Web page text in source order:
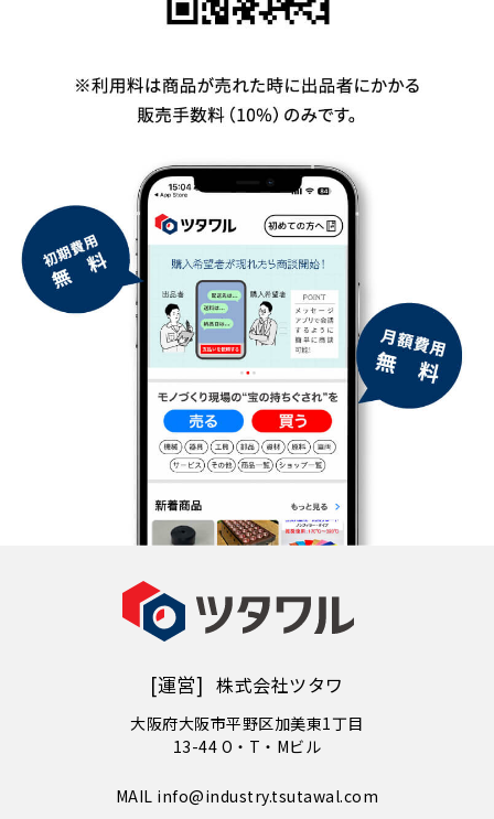
[運営] 株式会社ツタワ
大阪府大阪市平野区加美東1丁目
13-44 O・T・Mビル
MAIL info@industry.tsutawal.com